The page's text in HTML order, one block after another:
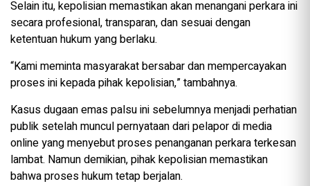
Selain itu, kepolisian memastikan akan menangani perkara ini
secara profesional, transparan, dan sesuai dengan
ketentuan hukum yang berlaku.
“Kami meminta masyarakat bersabar dan mempercayakan
proses ini kepada pihak kepolisian,” tambahnya.
Kasus dugaan emas palsu ini sebelumnya menjadi perhatian
publik setelah muncul pernyataan dari pelapor di media
online yang menyebut proses penanganan perkara terkesan
lambat. Namun demikian, pihak kepolisian memastikan
bahwa proses hukum tetap berjalan.